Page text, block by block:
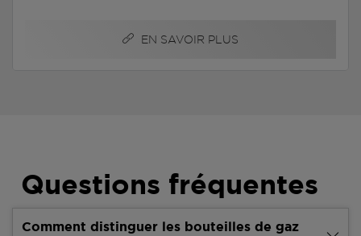
EN SAVOIR PLUS
Questions fréquentes
Comment distinguer les bouteilles de gaz